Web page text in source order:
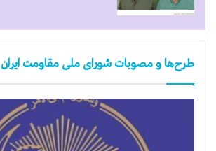
طرح‌ها و مصوبات شورای ملی مقاومت ایران